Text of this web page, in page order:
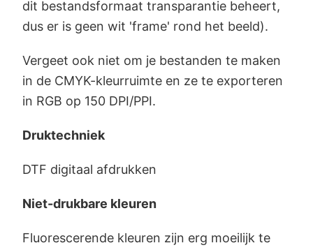
dit bestandsformaat transparantie beheert,
dus er is geen wit 'frame' rond het beeld).
Vergeet ook niet om je bestanden te maken
in de CMYK-kleurruimte en ze te exporteren
in RGB op 150 DPI/PPI.
Druktechniek
DTF digitaal afdrukken
Niet-drukbare kleuren
Fluorescerende kleuren zijn erg moeilijk te